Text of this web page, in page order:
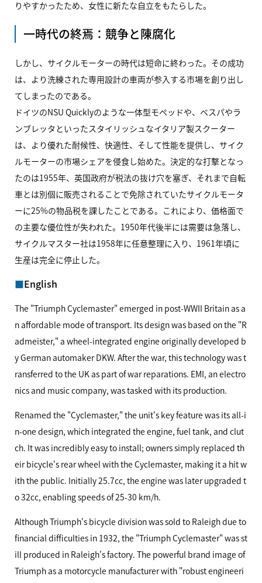
りやすかったため、女性に新たな自立をもたらした。
一時代の終焉：競争と陳腐化
しかし、サイクルモーターの時代は短命に終わった。その成功
は、より洗練された専用設計の車両が参入する市場を創り出し
てしまったのである。
ドイツのNSU Quicklyのような一体型モペッドや、ベスパやラ
ンブレッタといったスタイリッシュなイタリア製スクーター
は、より優れた耐候性、快適性、そして性能を提供し、サイク
ルモーターの市場シェアを侵食し始めた。決定的な打撃となっ
たのは1955年、英国政府が税法の抜け穴を塞ぎ、それまで自転
車とは別個に販売されることで免除されていたサイクルモータ
ーに25%の物品税を課したことである。これにより、価格面で
の主要な優位性が失われた。1950年代後半には需要は急落し、
サイクルマスター社は1958年に任意整理に入り、1961年頃に
生産は完全に停止した。
English
The "Triumph Cyclemaster" emerged in post-WWII Britain as a
n affordable mode of transport. Its design was based on the "R
admeister," a wheel-integrated engine originally developed b
y German automakerDKW. After the war, this technology was t
ransferred to the UK as part of war reparations. EMI, an electro
nics and music company, was tasked with its production.
Renamed the "Cyclemaster," the unit's key feature was its all-i
n-one design, which integrated the engine, fuel tank, and clut
ch. It was incredibly easy to install; owners simply replaced th
eir bicycle's rear wheel with the Cyclemaster, making it a hit w
ith the public. Initially 25.7cc, the engine was later upgraded t
o 32cc, enabling speeds of 25-30 km/h.
Although Triumph's bicycle division was sold to Raleigh due to
financial difficulties in 1932, the "Triumph Cyclemaster" was st
ill produced in Raleigh's factory. The powerful brand image of
Triumph as a motorcycle manufacturer with "robust engineeri